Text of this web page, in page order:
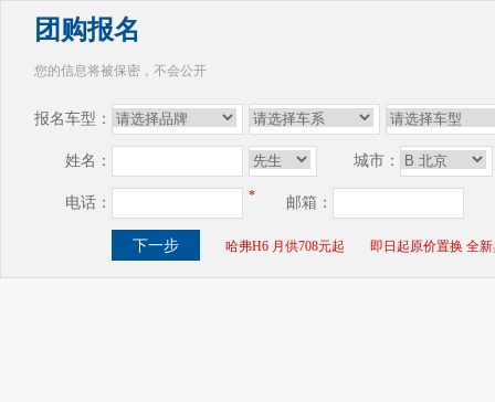
团购报名
您的信息将被保密，不会公开
报名车型：
姓名： 城市：
电话： * 邮箱：
哈弗H6 月供708元起 即日起原价置换 全